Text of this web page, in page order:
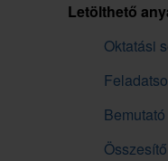
Letölthető
Oktatási